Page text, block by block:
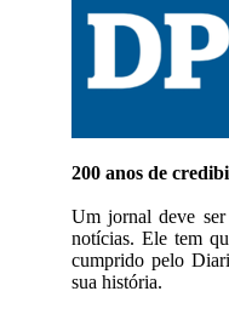
200 anos de
Um jornal deve
notícias. Ele tem
cumprido pelo
sua história.